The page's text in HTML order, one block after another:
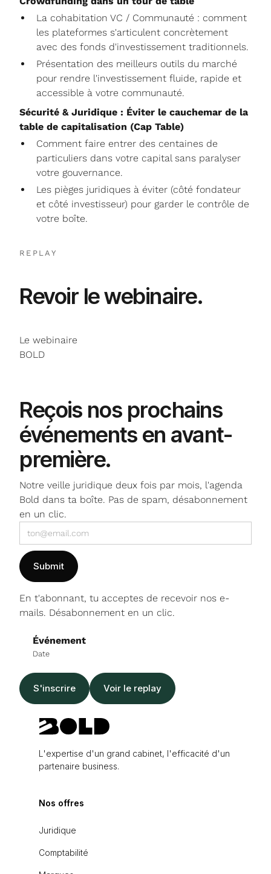
​La cohabitation VC / Communauté : comment
les plateformes s'articulent concrètement
avec des fonds d'investissement traditionnels.
​Présentation des meilleurs outils du marché
pour rendre l'investissement fluide, rapide et
accessible à votre communauté.
Sécurité & Juridique : Éviter le cauchemar de la
table de capitalisation (Cap Table)
​Comment faire entrer des centaines de
particuliers dans votre capital sans paralyser
votre gouvernance.
​Les pièges juridiques à éviter (côté fondateur
et côté investisseur) pour garder le contrôle de
votre boîte.
REPLAY
Revoir le webinaire.
Le webinaire
BOLD
Reçois nos prochains
événements en avant-
première.
Notre veille juridique deux fois par mois, l'agenda
Bold dans ta boîte. Pas de spam, désabonnement
en un clic.
En t'abonnant, tu acceptes de recevoir nos e-
mails. Désabonnement en un clic.
Événement
Date
S'inscrire Voir le replay
L'expertise d'un grand cabinet, l'efficacité d'un
partenaire business.
Nos offres
Juridique
Comptabilité